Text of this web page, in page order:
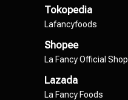
Tokopedia
Lafancyfoods
Shopee
La Fancy Official Shop
Lazada
La Fancy Foods